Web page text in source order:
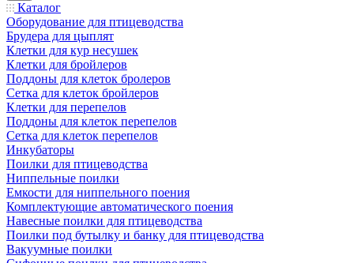
Каталог
Оборудование для птицеводства
Брудера для цыплят
Клетки для кур несушек
Клетки для бройлеров
Поддоны для клеток бролеров
Сетка для клеток бройлеров
Клетки для перепелов
Поддоны для клеток перепелов
Сетка для клеток перепелов
Инкубаторы
Поилки для птицеводства
Ниппельные поилки
Емкости для ниппельного поения
Комплектующие автоматического поения
Навесные поилки для птицеводства
Поилки под бутылку и банку для птицеводства
Вакуумные поилки